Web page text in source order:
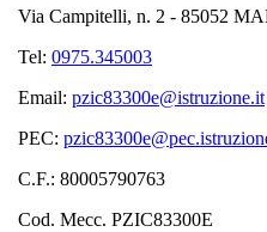
Via Campitelli, n. 2 - 85052
Tel: 0975.345003
Email: pzic83300e@istruzione.it
PEC:
C.F.: 80005790763
Cod. Mecc. PZIC83300E